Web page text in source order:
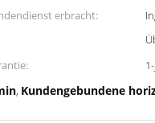
erbracht:
, Kundengebundene